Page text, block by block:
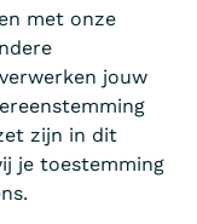
met onze
jouw
zijn in dit
je toestemming